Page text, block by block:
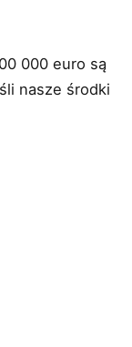
000 euro są
nasze środki